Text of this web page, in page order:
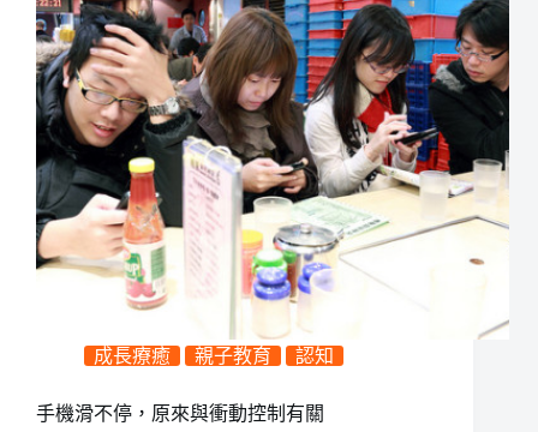
成長療癒 親子教育 認知
手機滑不停，原來與衝動控制有關